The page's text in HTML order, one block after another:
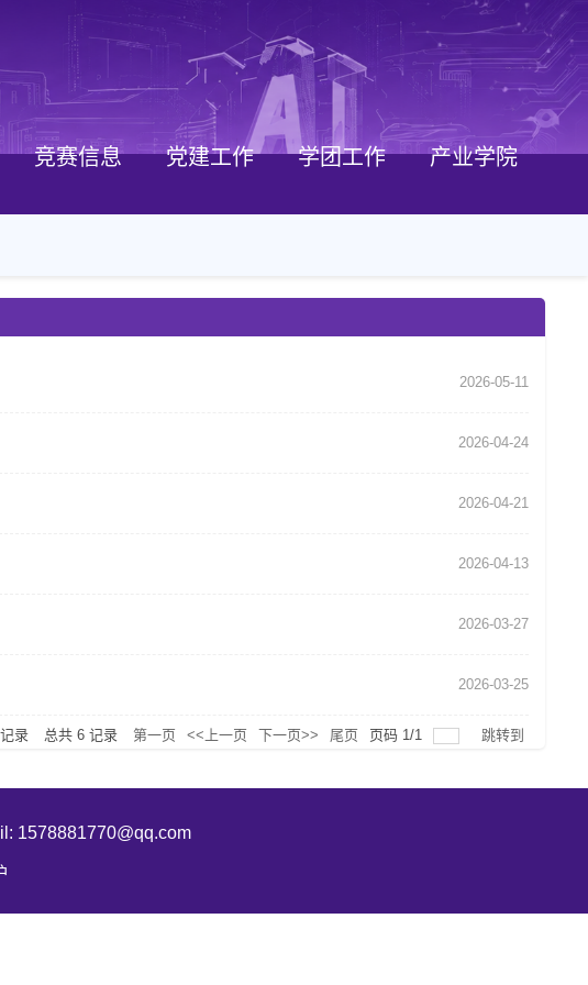
竞赛信息 党建工作 学团工作 产业学院
2026-05-11
2026-04-24
2026-04-21
2026-04-13
2026-03-27
2026-03-25
记录 总共 6 记录 第一页 <<上一页 下一页>> 尾页 页码 1/1 跳转到
1578881770@qq.com